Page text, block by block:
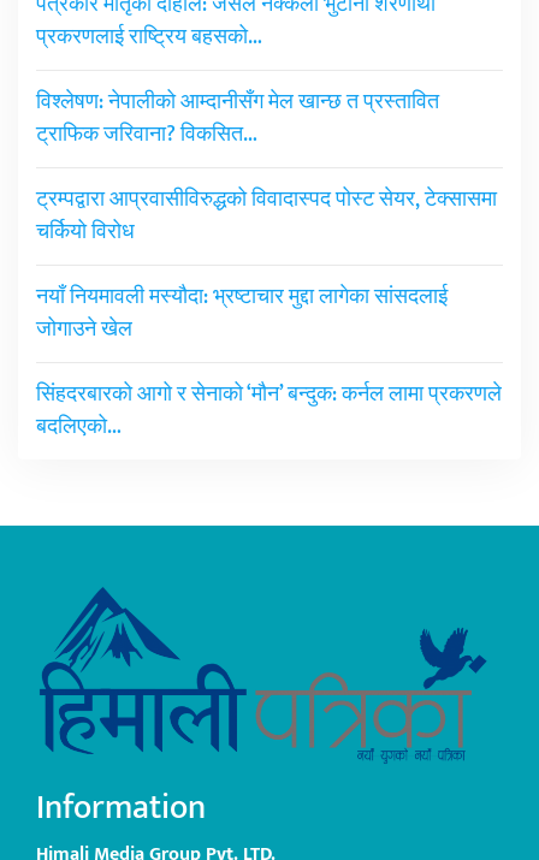
प्रकरणलाई राष्ट्रिय बहसको…
विश्लेषण: नेपालीको आम्दानीसँग मेल खान्छ त प्रस्तावित
ट्राफिक जरिवाना? विकसित…
ट्रम्पद्वारा आप्रवासीविरुद्धको विवादास्पद पोस्ट सेयर, टेक्सासमा
चर्कियो विरोध
नयाँ नियमावली मस्यौदा: भ्रष्टाचार मुद्दा लागेका सांसदलाई
जोगाउने खेल
सिंहदरबारको आगो र सेनाको ‘मौन’ बन्दुक: कर्नल लामा प्रकरणले
बदलिएको…
Information